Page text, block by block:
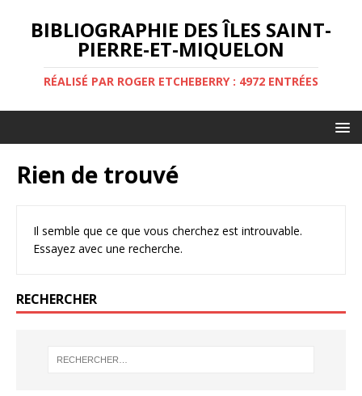
BIBLIOGRAPHIE DES ÎLES SAINT-
PIERRE-ET-MIQUELON
RÉALISÉ PAR ROGER ETCHEBERRY : 4972 ENTRÉES
Rien de trouvé
Il semble que ce que vous cherchez est introuvable.
Essayez avec une recherche.
RECHERCHER